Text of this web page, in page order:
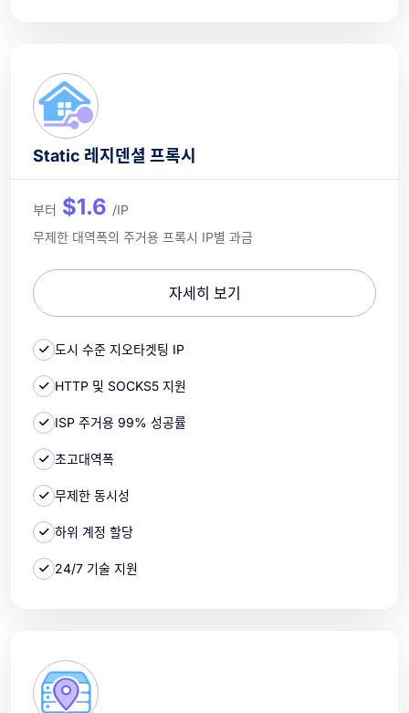
Static 레지덴셜 프록시
부터 $1.6 /IP
무제한 대역폭의 주거용 프록시 IP별 과금
자세히 보기
도시 수준 지오타겟팅 IP
HTTP 및 SOCKS5 지원
ISP 주거용 99% 성공률
초고대역폭
무제한 동시성
하위 계정 할당
24/7 기술 지원